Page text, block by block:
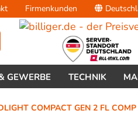
Firmenkunden
GEWERBE TECHNIK
COMPACT GEN 2 FL